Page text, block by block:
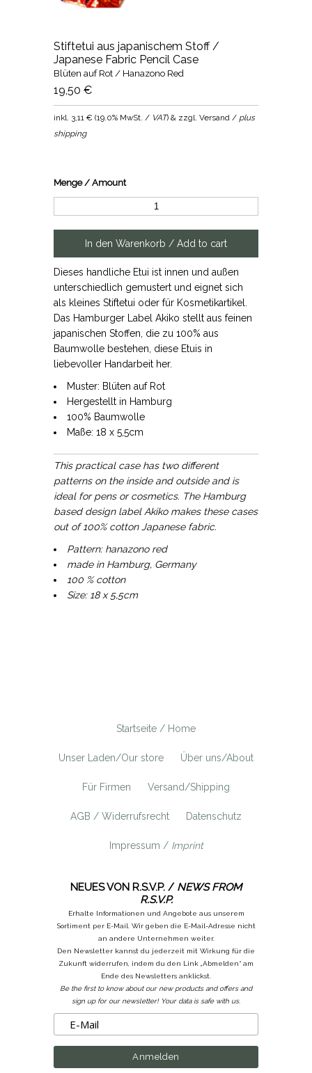
Stiftetui aus japanischem Stoff /
Japanese Fabric Pencil Case
Blüten auf Rot / Hanazono Red
19,50 €
inkl. 3,11 € (19.0% MwSt. / VAT) & zzgl. Versand / plus
shipping
Menge / Amount
Dieses handliche Etui ist innen und außen
unterschiedlich gemustert und eignet sich
als kleines Stiftetui oder für Kosmetikartikel.
Das Hamburger Label Akiko stellt aus feinen
japanischen Stoffen, die zu 100% aus
Baumwolle bestehen, diese Etuis in
liebevoller Handarbeit her.
Muster: Blüten auf Rot
Hergestellt in Hamburg
100% Baumwolle
Maße: 18 x 5,5cm
This practical case has two different
patterns on the inside and outside and is
ideal for pens or cosmetics. The Hamburg
based design label Akiko makes these cases
out of 100% cotton Japanese fabric.
Pattern: hanazono red
made in Hamburg, Germany
100 % cotton
Size: 18 x 5,5cm
Startseite / Home
Unser Laden/Our store Über uns/About
Für Firmen Versand/Shipping
AGB / Widerrufsrecht Datenschutz
Impressum / Imprint
NEUES VON R.S.V.P. / NEWS FROM
R.S.V.P.
Erhalte Informationen und Angebote aus unserem
Sortiment per E-Mail. Wir geben die E-Mail-Adresse nicht
an andere Unternehmen weiter.
Den Newsletter kannst du jederzeit mit Wirkung für die
Zukunft widerrufen, indem du den Link „Abmelden“ am
Ende des Newsletters anklickst.
Be the first to know about our new products and offers and
sign up for our newsletter! Your data is safe with us.